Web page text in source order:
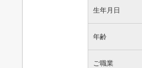
生年月日
年齢
ご職業